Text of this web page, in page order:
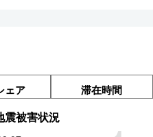
ェア 滞在時間
震被害状況